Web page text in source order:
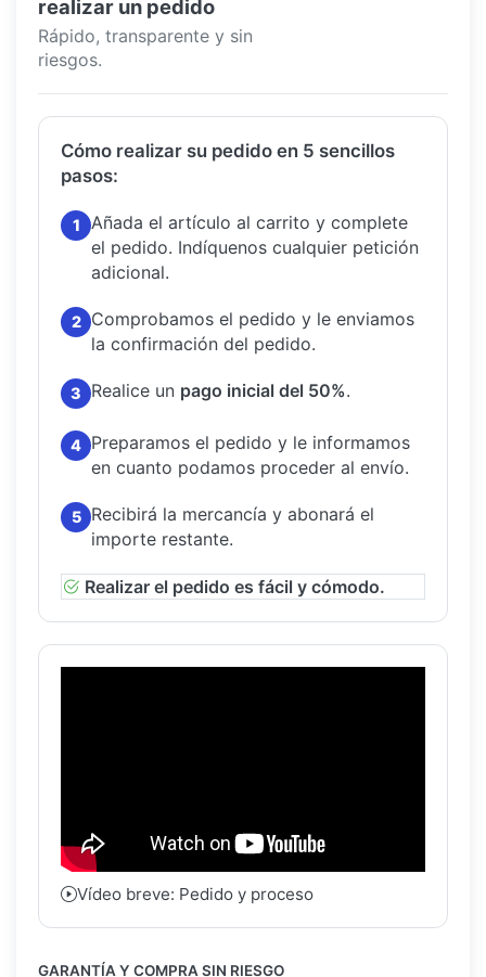
realizar un pedido
Rápido, transparente y sin
riesgos.
Cómo realizar su pedido en 5 sencillos
pasos:
1
Añada el artículo al carrito y complete
el pedido. Indíquenos cualquier petición
adicional.
2
Comprobamos el pedido y le enviamos
la confirmación del pedido.
3 Realice un pago inicial del 50%.
4 Preparamos el pedido y le informamos
en cuanto podamos proceder al envío.
5
Recibirá la mercancía y abonará el
importe restante.
Realizar el pedido es fácil y cómodo.
Vídeo breve: Pedido y proceso
GARANTÍA Y COMPRA SIN RIESGO